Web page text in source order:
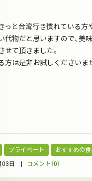
っと台湾行き慣れている方
代物だと思いますので、美
せて頂きました。
方は是非お試しください
プライベート おすすめの食
03日 | コメント（0）